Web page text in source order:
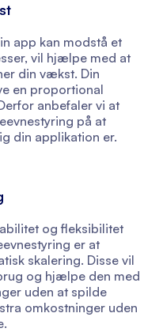
app kan modstå et
vil hjælpe med at
din vækst. Din
en proportional
anbefaler vi at
på at
din applikation er.
og fleksibilitet
er at
skalering. Disse vil
og hjælpe den med
uden at spilde
omkostninger uden